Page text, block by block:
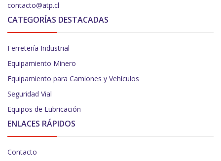
contacto@atp.cl
CATEGORÍAS DESTACADAS
Ferretería Industrial
Equipamiento Minero
Equipamiento para Camiones y Vehículos
Seguridad Vial
Equipos de Lubricación
ENLACES RÁPIDOS
Contacto